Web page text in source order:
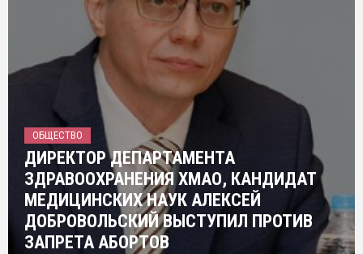
ОБЩЕСТВО
ДИРЕКТОР ДЕПАРТАМЕНТА
ЗДРАВООХРАНЕНИЯ ХМАО, КАНДИДАТ
МЕДИЦИНСКИХ НАУК АЛЕКСЕЙ
ДОБРОВОЛЬСКИЙ ВЫСТУПИЛ ПРОТИВ
ЗАПРЕТА АБОРТОВ